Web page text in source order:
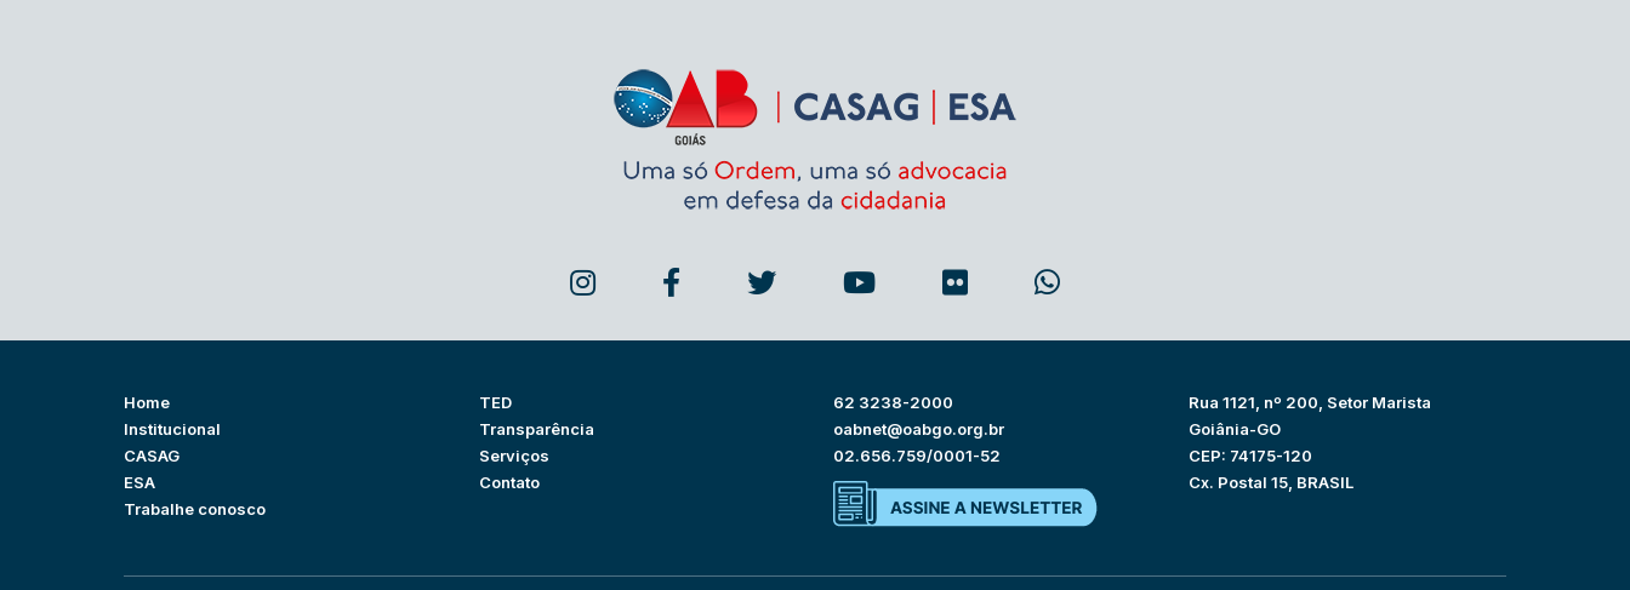
Home
Institucional
CASAG
ESA
Trabalhe conosco
TED
Transparência
Serviços
Contato
62 3238-2000
oabnet@oabgo.org.br
02.656.759/0001-52
Rua 1121, nº 200, Setor Marista
Goiânia-GO
CEP: 74175-120
Cx. Postal 15, BRASIL